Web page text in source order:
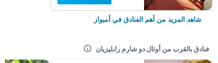
شاهد المزيد من أهم الفنادق في أمبواز
فنادق بالقرب من أوتال دو شارم رابليزيان